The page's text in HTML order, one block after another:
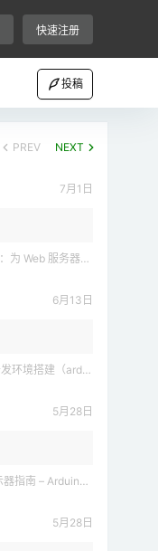
快速注册
投稿
PREV NEXT
7月1日
Arduino IDE）设置接入点（AP）
6月13日
境搭建（arduino）
5月28日
南 – Arduino教程
5月28日